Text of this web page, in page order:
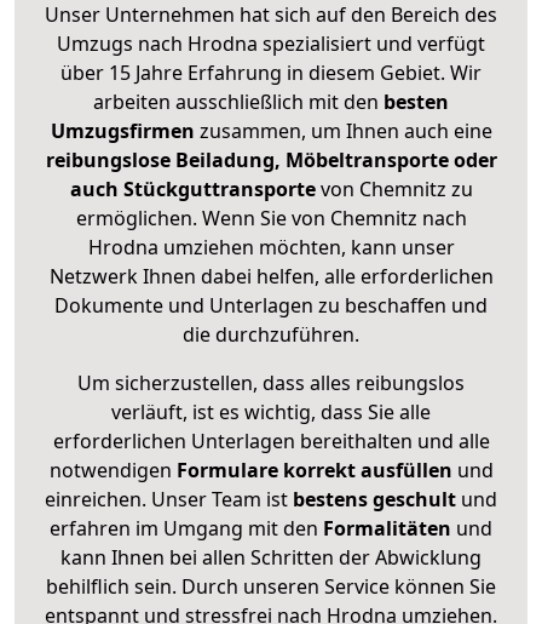
Unser Unternehmen hat sich auf den Bereich des
Umzugs nach Hrodna spezialisiert und verfügt
über 15 Jahre Erfahrung in diesem Gebiet. Wir
arbeiten ausschließlich mit den besten
Umzugsfirmen zusammen, um Ihnen auch eine
reibungslose Beiladung, Möbeltransporte oder
auch Stückguttransportevon Chemnitz zu
ermöglichen. Wenn Sie von Chemnitz nach
Hrodna umziehen möchten, kann unser
Netzwerk Ihnen dabei helfen, alle erforderlichen
Dokumente und Unterlagen zu beschaffen und
die durchzuführen.
Um sicherzustellen, dass alles reibungslos
verläuft, ist es wichtig, dass Sie alle
erforderlichen Unterlagen bereithalten und alle
notwendigen Formulare korrekt ausfüllen und
einreichen. Unser Team ist bestens geschult und
erfahren im Umgang mit den Formalitäten und
kann Ihnen bei allen Schritten der Abwicklung
behilflich sein. Durch unseren Service können Sie
entspannt und stressfrei nach Hrodna umziehen.